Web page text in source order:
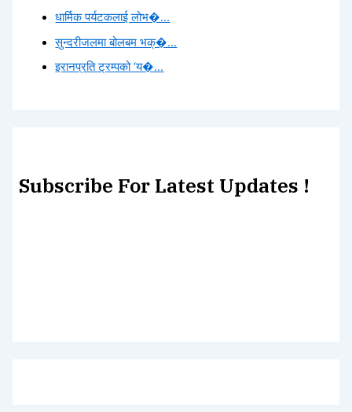
धार्मिक पर्यटकलाई लोभ�...
सुन्दरीजलमा बोलबम भक्�...
इरानप्रति ट्रम्पको ‘य�...
Subscribe For Latest Updates !